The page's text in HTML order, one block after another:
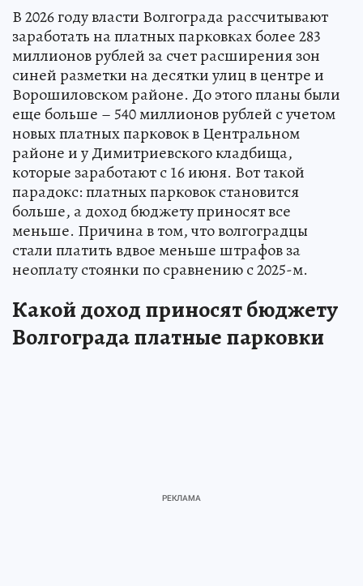
В 2026 году власти Волгограда рассчитывают
заработать на платных парковках более 283
миллионов рублей за счет расширения зон
синей разметки на десятки улиц в центре и
Ворошиловском районе. До этого планы были
еще больше – 540 миллионов рублей с учетом
новых платных парковок в Центральном
районе и у Димитриевского кладбища,
которые заработают с 16 июня. Вот такой
парадокс: платных парковок становится
больше, а доход бюджету приносят все
меньше. Причина в том, что волгоградцы
стали платить вдвое меньше штрафов за
неоплату стоянки по сравнению с 2025-м.
Какой доход приносят бюджету
Волгограда платные парковки